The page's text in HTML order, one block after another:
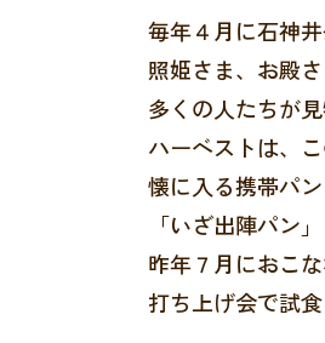
毎年４月に石神
照姫さま、お殿
多くの人たちが見
ハーベストは、
懐に入る携帯パ
「いざ出陣パン
昨年７月におこ
打ち上げ会で試